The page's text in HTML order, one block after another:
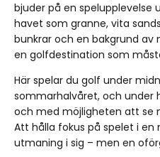
bjuder på en spelupplevelse
havet som granne, vita
bunkrar och en bakgrund av
en golfdestination som
Här spelar du golf under
sommarhalvåret, och under
och med möjligheten att se
Att hålla fokus på spelet i en
utmaning i sig – men en